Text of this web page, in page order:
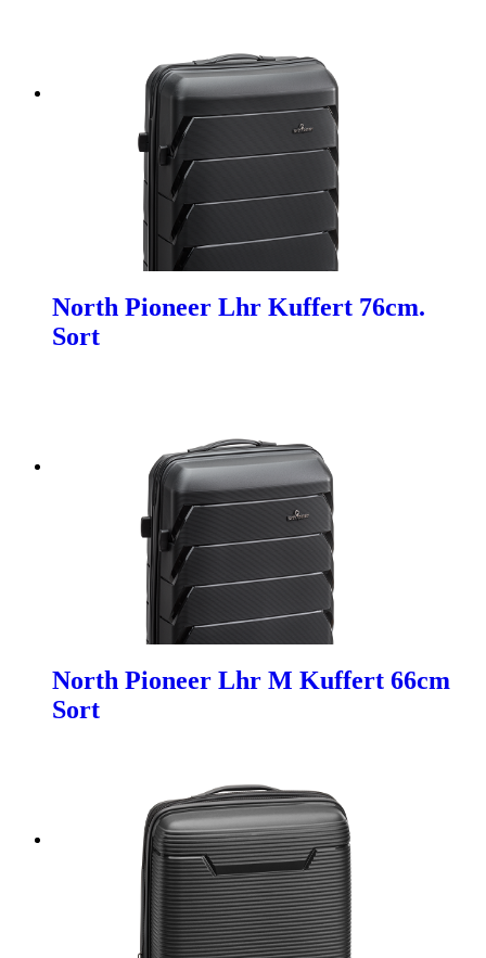
North Pioneer Lhr Kuffert 76cm.
Sort
North Pioneer Lhr M Kuffert 66cm
Sort